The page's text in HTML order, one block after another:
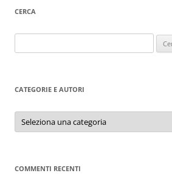
CERCA
per:
CATEGORIE E AUTORI
Categorie
autori
COMMENTI RECENTI